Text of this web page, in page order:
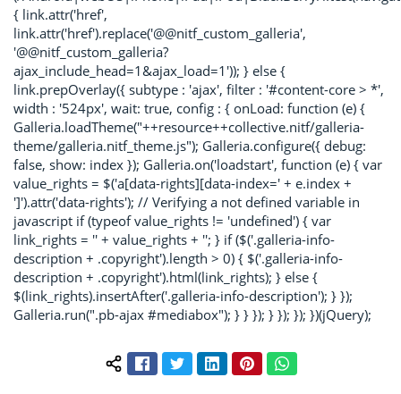
{ link.attr('href',
link.attr('href').replace('@@nitf_custom_galleria',
'@@nitf_custom_galleria?
ajax_include_head=1&ajax_load=1')); } else {
link.prepOverlay({ subtype : 'ajax', filter : '#content-core > *',
width : '524px', wait: true, config : { onLoad: function (e) {
Galleria.loadTheme("++resource++collective.nitf/galleria-
theme/galleria.nitf_theme.js"); Galleria.configure({ debug:
false, show: index }); Galleria.on('loadstart', function (e) { var
value_rights = $('a[data-rights][data-index=' + e.index +
']').attr('data-rights'); // Verifying a not defined variable in
javascript if (typeof value_rights != 'undefined') { var
link_rights = '' + value_rights + ''; } if ($('.galleria-info-
description + .copyright').length > 0) { $('.galleria-info-
description + .copyright').html(link_rights); } else {
$(link_rights).insertAfter('.galleria-info-description'); } });
Galleria.run(".pb-ajax #mediabox"); } } }); } }); }); })(jQuery);
Compartilhar conteúdo:
FacebookTwitterLinkedInPinterestWhatsApp